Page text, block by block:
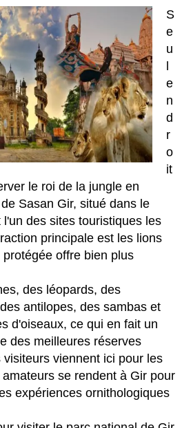
S
e
u
l
e
n
d
r
o
it
le roi de la jungle en
Sasan Gir, situé dans le
des sites touristiques les
principale est les lions
offre bien plus
des léopards, des
antilopes, des sambas et
d'oiseaux, ce qui en fait un
des meilleures réserves
viennent ici pour les
se rendent à Gir pour
expériences ornithologiques